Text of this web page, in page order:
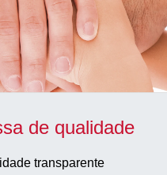
de qualidade
transparente